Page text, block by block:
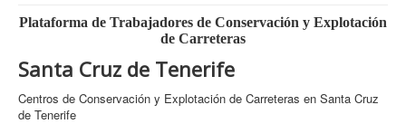
Home
Centros de Conservación
Empleo
Plataforma de Trabajadores de Conservación y Explotación
de Carreteras
Santa Cruz de Tenerife
Centros de Conservación y Explotación de Carreteras en Santa Cruz
de Tenerife